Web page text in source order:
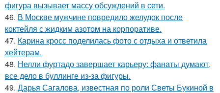
фигура вызывает массу обсуждений в сети.
46. В Москве мужчине повредило желудок после
коктейля с жидким азотом на корпоративе.
47. Карина кросс поделилась фото с отдыха и ответила
хейтерам.
48. Нелли фуртадо завершает карьеру: фанаты думают,
все дело в буллинге из-за фигуры.
49. Дарья Сагалова, известная по роли Светы Букиной в